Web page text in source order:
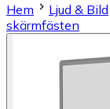
Hem
Ljud & Bild
skärmfästen